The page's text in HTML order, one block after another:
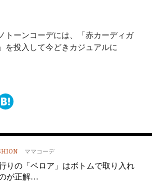
トーンコーデには、「赤カーディガ
を投入して今どきカジュアルに
ママコーデ
りの「ベロア」はボトムで取り入れ
が正解…